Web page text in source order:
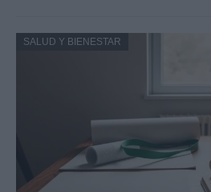
SALUD Y BIENESTAR